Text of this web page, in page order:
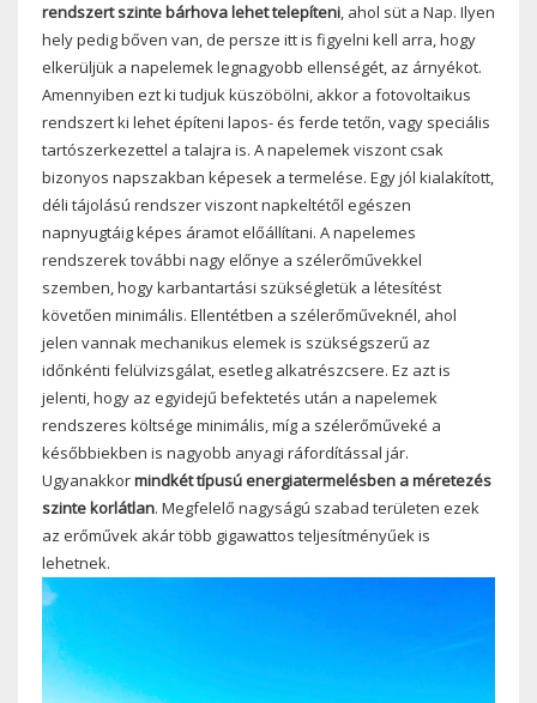
rendszert szinte bárhova lehet telepíteni, ahol süt a Nap. Ilyen
hely pedig bőven van, de persze itt is figyelni kell arra, hogy
elkerüljük a napelemek legnagyobb ellenségét, az árnyékot.
Amennyiben ezt ki tudjuk küszöbölni, akkor a fotovoltaikus
rendszert ki lehet építeni lapos- és ferde tetőn, vagy speciális
tartószerkezettel a talajra is. A napelemek viszont csak
bizonyos napszakban képesek a termelése. Egy jól kialakított,
déli tájolású rendszer viszont napkeltétől egészen
napnyugtáig képes áramot előállítani. A napelemes
rendszerek további nagy előnye a szélerőművekkel
szemben, hogy karbantartási szükségletük a létesítést
követően minimális. Ellentétben a szélerőműveknél, ahol
jelen vannak mechanikus elemek is szükségszerű az
időnkénti felülvizsgálat, esetleg alkatrészcsere. Ez azt is
jelenti, hogy az egyidejű befektetés után a napelemek
rendszeres költsége minimális, míg a szélerőműveké a
későbbiekben is nagyobb anyagi ráfordítással jár.
Ugyanakkormindkét típusú energiatermelésben a méretezés
szinte korlátlan. Megfelelő nagyságú szabad területen ezek
az erőművek akár több gigawattos teljesítményűek is
lehetnek.